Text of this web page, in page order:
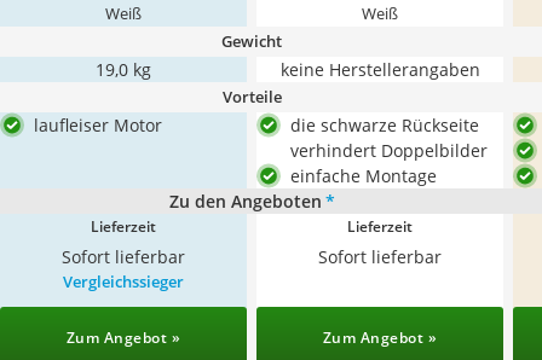
Weiß Weiß
Gewicht
19,0 kg keine Herstellerangaben
Vorteile
laufleiser Motor
die schwarze Rückseite
verhindert Doppelbilder
einfache Montage
Zu den Angeboten *
Lieferzeit
Sofort lieferbar
Lieferzeit
Sofort lieferbar
Vergleichssieger
Zum Angebot » Zum Angebot »